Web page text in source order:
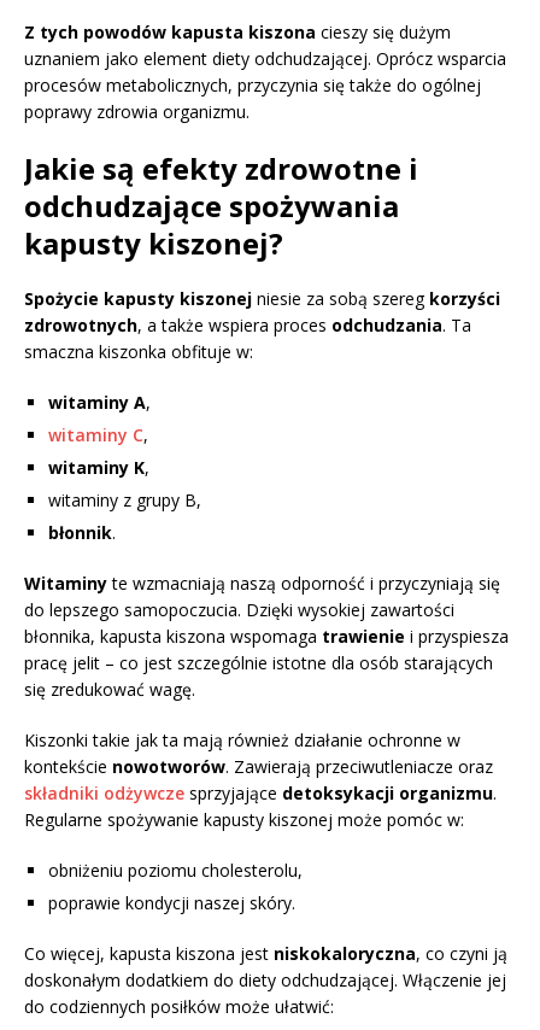
Z tych powodów kapusta kiszona cieszy się dużym
uznaniem jako element diety odchudzającej. Oprócz wsparcia
procesów metabolicznych, przyczynia się także do ogólnej
poprawy zdrowia organizmu.
Jakie są efekty zdrowotne i
odchudzające spożywania
kapusty kiszonej?
Spożycie kapusty kiszonej niesie za sobą szereg korzyści
zdrowotnych, a także wspiera proces odchudzania. Ta
smaczna kiszonka obfituje w:
witaminy A,
witaminy C,
witaminy K,
witaminy z grupy B,
błonnik.
Witaminyte wzmacniają naszą odporność i przyczyniają się
do lepszego samopoczucia. Dzięki wysokiej zawartości
błonnika, kapusta kiszona wspomaga trawienie i przyspiesza
pracę jelit – co jest szczególnie istotne dla osób starających
się zredukować wagę.
Kiszonki takie jak ta mają również działanie ochronne w
kontekście nowotworów. Zawierają przeciwutleniacze oraz
składniki odżywcze sprzyjające detoksykacji organizmu.
Regularne spożywanie kapusty kiszonej może pomóc w:
obniżeniu poziomu cholesterolu,
poprawie kondycji naszej skóry.
Co więcej, kapusta kiszona jest niskokaloryczna, co czyni ją
doskonałym dodatkiem do diety odchudzającej. Włączenie jej
do codziennych posiłków może ułatwić: